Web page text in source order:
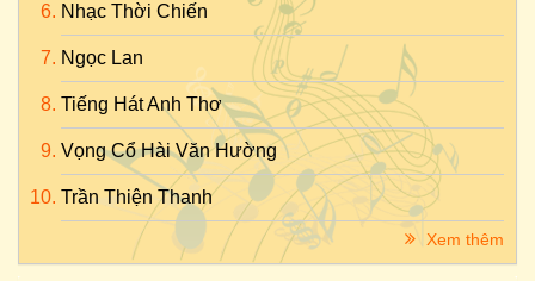
Nhạc Thời Chiến
Ngọc Lan
Tiếng Hát Anh Thơ
Vọng Cổ Hài Văn Hường
Trần Thiện Thanh
Xem thêm